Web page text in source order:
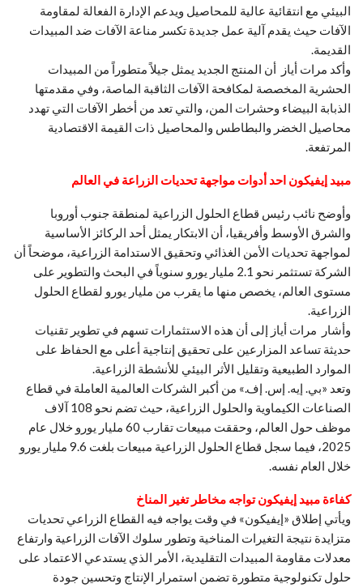
البيئي مع انتقائية عالية للمحاصيل ويدعم الإدارة الفعالة لمقاومة
الآفات حيث يقدم آلية عمل جديدة تكسر مناعة الآفات ضد المبيدات
القديمة.
وأكد مرات أياز أن المنتج الجديد يمثل جيلاً متطوراً من المبيدات
الحشرية المخصصة لمكافحة الآفات الثاقبة الماصة، وفي مقدمتها
الذبابة البيضاء وحشرات المن، والتي تعد من أخطر الآفات التي تهدد
محاصيل الخضر والبطاطس والمحاصيل ذات القيمة الاقتصادية
المرتفعة.
مبيد إيفيكون احد أدوات مواجهة تحديات الزراعة في العالم
وأوضح نائب رئيس قطاع الحلول الزراعية لمنطقة جنوب أوروبا
والشرق الأوسط وأفريقيا، أن الابتكار يمثل أحد الركائز الأساسية
لمواجهة تحديات الأمن الغذائي وتحقيق الاستدامة الزراعية، موضحاً أن
الشركة تستثمر نحو 2.1 مليار يورو سنوياً في البحث والتطوير على
مستوى العالم، يخصص منها ما يقرب من مليار يورو لقطاع الحلول
الزراعية.
وأشار مرات أياز إلى أن هذه الاستثمارات تسهم في تطوير تقنيات
حديثة تساعد المزارعين على تحقيق إنتاجية أعلى مع الحفاظ على
الموارد الطبيعية وتقليل الأثر البيئي للأنشطة الزراعية.
وتعد «بي. إيه. إس. إف.» من أكبر الشركات العالمية العاملة في قطاع
الصناعات الكيماوية والحلول الزراعية، حيث تضم نحو 108 آلاف
موظف حول العالم، وحققت مبيعات تقارب 60 مليار يورو خلال عام
2025، فيما سجل قطاع الحلول الزراعية مبيعات بلغت 9.6 مليار يورو
خلال العام نفسه.
كفاءة مبيد إيفيكون تواجه مخاطر تغير المناخ
ويأتي إطلاق «إيفيكون» في وقت يواجه فيه القطاع الزراعي تحديات
متزايدة نتيجة التغيرات المناخية وتطور سلوك الآفات الزراعية وارتفاع
معدلات مقاومة المبيدات التقليدية، الأمر الذي يستدعي الاعتماد على
حلول تكنولوجية متطورة تضمن استمرار الإنتاج وتحسين جودة